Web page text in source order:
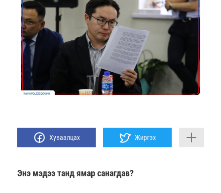
Хуваалцах Жиргэх
Энэ мэдээ танд ямар санагдав?